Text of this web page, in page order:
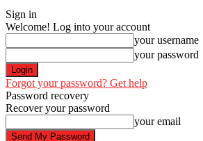
Sign in
Welcome! Log into your account
your username
your password
Forgot your password? Get help
Password recovery
Recover your password
your email